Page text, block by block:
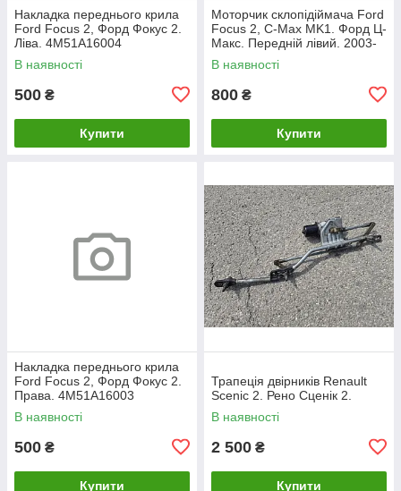
Накладка переднього крила
Ford Focus 2, Форд Фокус 2.
Ліва. 4M51A16004
В наявності
500 ₴
Купити
Моторчик склопідіймача Ford
Focus 2, C-Max MK1. Форд Ц-
Макс. Передній лівий. 2003-
2007. 981405110.
В наявності
800 ₴
Купити
Накладка переднього крила
Ford Focus 2, Форд Фокус 2.
Права. 4M51A16003
В наявності
500 ₴
Купити
Трапеція двірників Renault
Scenic 2. Рено Сценік 2.
В наявності
2 500 ₴
Купити